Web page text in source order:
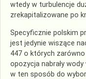
wtedy w turbulencje
zrekapitalizowane po
Specyficznie polskim
jest jedynie wiszące
447 o których
opozycja nabrały
w ten sposób do